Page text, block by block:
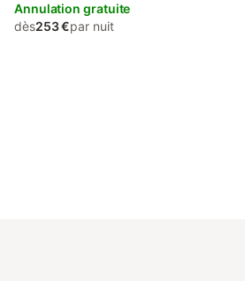
Annulation gratuite
dès253 €par nuit